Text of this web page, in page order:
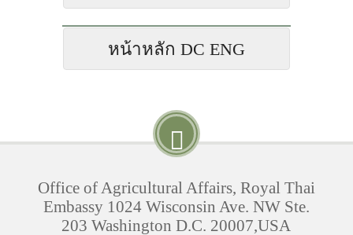
หน้าหลัก DC ENG
Office of Agricultural Affairs, Royal Thai
Embassy 1024 Wisconsin Ave. NW Ste.
203 Washington D.C. 20007,USA